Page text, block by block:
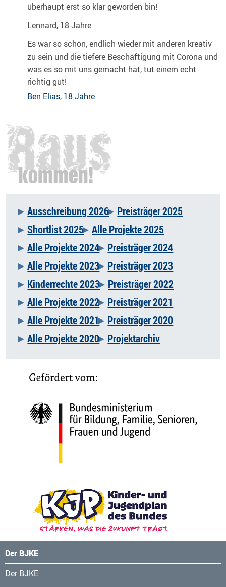
überhaupt erst so klar geworden bin!
Lennard, 18 Jahre
Es war so schön, endlich wieder mit anderen kreativ
zu sein und die tiefere Beschäftigung mit Corona und
was es so mit uns gemacht hat, tut einem echt
richtig gut!
Ben Elias, 18 Jahre
Navigation
überspringen
Ausschreibung 2026
Preisträger 2025
Shortlist 2025 Alle Projekte 2025
Alle Projekte 2024
Preisträger 2024
Alle Projekte 2023
Preisträger 2023
Kinderrechte 2023
Preisträger 2022
Alle Projekte 2022
Preisträger 2021
Alle Projekte 2021
Preisträger 2020
Alle Projekte 2020
Projektarchiv
Der BJKE
Navigation
überspringen
Der BJKE